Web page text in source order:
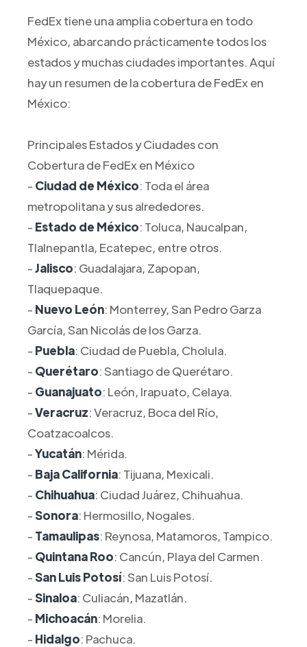
FedEx tiene una amplia cobertura en todo
México, abarcando prácticamente todos los
estados y muchas ciudades importantes. Aquí
hay un resumen de la cobertura de FedEx en
México:
Principales Estados y Ciudades con
Cobertura de FedEx en México
- Ciudad de México: Toda el área
metropolitana y sus alrededores.
- Estado de México: Toluca, Naucalpan,
Tlalnepantla, Ecatepec, entre otros.
-Jalisco: Guadalajara, Zapopan,
Tlaquepaque.
- Nuevo León: Monterrey, San Pedro Garza
García, San Nicolás de los Garza.
- Puebla: Ciudad de Puebla, Cholula.
- Querétaro: Santiago de Querétaro.
- Guanajuato: León, Irapuato, Celaya.
-Veracruz: Veracruz, Boca del Río,
Coatzacoalcos.
-Yucatán: Mérida.
- Baja California: Tijuana, Mexicali.
- Chihuahua: Ciudad Juárez, Chihuahua.
-Sonora: Hermosillo, Nogales.
- Tamaulipas: Reynosa, Matamoros, Tampico.
- Quintana Roo: Cancún, Playa del Carmen.
-San Luis Potosí: San Luis Potosí.
-Sinaloa: Culiacán, Mazatlán.
- Michoacán: Morelia.
- Hidalgo: Pachuca.